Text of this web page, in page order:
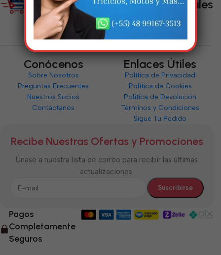
Enlaces Sociales
Conócenos
Sobre Nosotros
Preguntas Frecuentes
Nuestros Socios
Contáctanos
Enlaces Útiles
Política de Privacidad
Política de Cookies
Política de Devolución
Términos y Condiciones
Sigue Tu Pedido
Recibe Nuestras Ofertas y Promociones
Únase a nuestra lista de correo para recibir las últimas
actualizaciones.
Pagos
Completamente
Seguros